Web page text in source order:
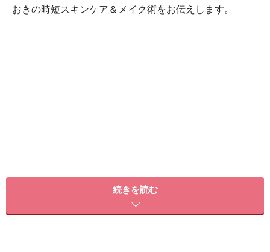
おきの時短スキンケア＆メイク術をお伝えします。
続きを読む